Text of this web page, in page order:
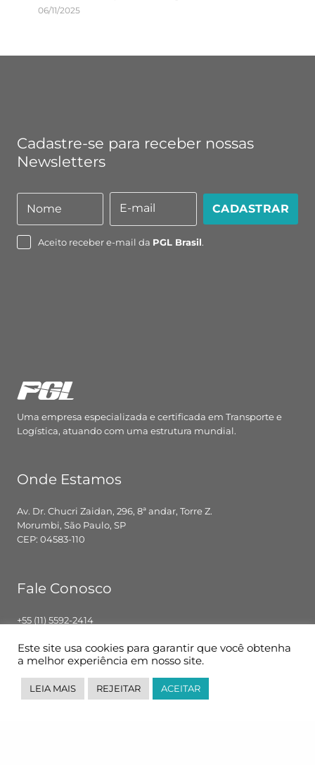
06/11/2025
Cadastre-se para receber nossas
Newsletters
Nome
Nome
mail
E-mail CADASTRAR
Aceito receber e-mail da PGL Brasil.
Uma empresa especializada e certificada em Transporte e
Logística, atuando com uma estrutura mundial.
Onde Estamos
Av. Dr. Chucri Zaidan, 296, 8ª andar, Torre Z.
Morumbi, São Paulo, SP
CEP: 04583-110
Fale Conosco
+55 (11) 5592-2414
Segunda – Sexta: 8h00 – 18h00
Siga-nos
Este site usa cookies para garantir que você obtenha
a melhor experiência em nosso site.
LEIA MAIS REJEITAR ACEITAR